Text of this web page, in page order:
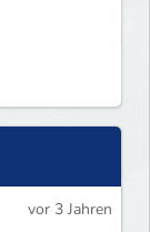
vor 3 Jahren